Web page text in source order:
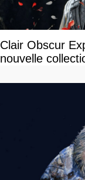
Clair Obscur
nouvelle